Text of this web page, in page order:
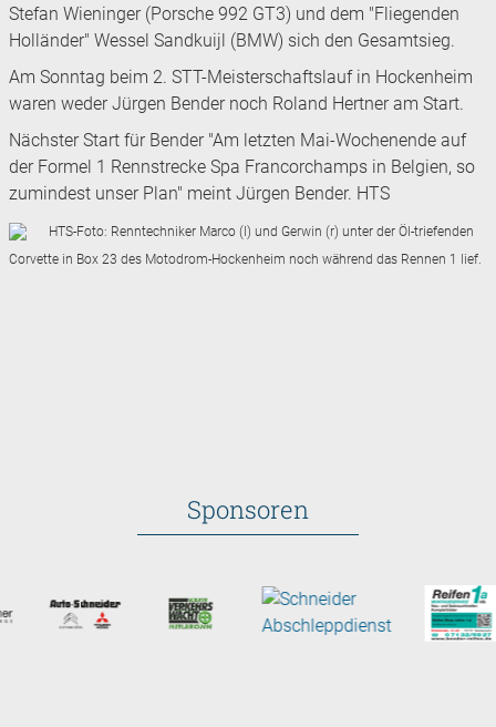
Stefan Wieninger (Porsche 992 GT3) und dem "Fliegenden
Holländer" Wessel Sandkuijl (BMW) sich den Gesamtsieg.
Am Sonntag beim 2. STT-Meisterschaftslauf in Hockenheim
waren weder Jürgen Bender noch Roland Hertner am Start.
Nächster Start für Bender "Am letzten Mai-Wochenende auf
der Formel 1 Rennstrecke Spa Francorchamps in Belgien, so
zumindest unser Plan" meint Jürgen Bender. HTS
HTS-Foto: Renntechniker Marco (l) und Gerwin (r) unter der Öl-triefenden
Corvette in Box 23 des Motodrom-Hockenheim noch während das Rennen 1 lief.
Sponsoren